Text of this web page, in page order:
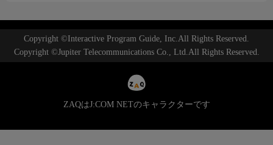
Copyright ©Interactive Program Guide, Inc.All Rights Reserved.
Copyright ©Jupiter Telecommunications Co., Ltd.All Rights Reserved.
ZAQはJ:COM NETのキャラクターです